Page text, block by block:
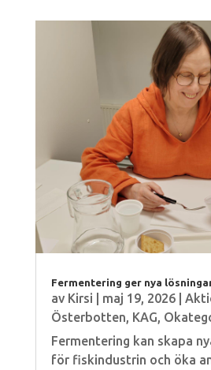
Fermentering ger nya
av Kirsi maj 19, 2026|
Österbotten KAG
Fermentering kan skapa
för fiskindustrin och öka